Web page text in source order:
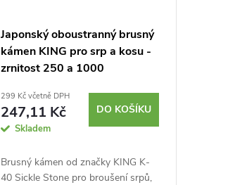
Japonský oboustranný brusný
kámen KING pro srp a kosu -
zrnitost 250 a 1000
299 Kč včetně DPH
247,11 Kč
Skladem
DO KOŠÍKU
Brusný kámen od značky KING K-
40 Sickle Stone pro broušení srpů,